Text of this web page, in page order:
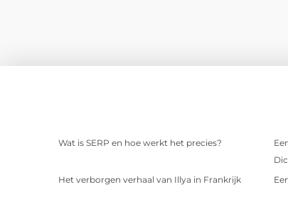
Wat is SERP en hoe werkt het precies?
Het verborgen verhaal van Illya in Frankrijk